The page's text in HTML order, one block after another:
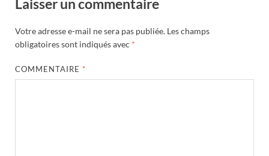
Votre adresse e-mail ne sera pas publiée. Les champs
obligatoires sont indiqués avec *
COMMENTAIRE *